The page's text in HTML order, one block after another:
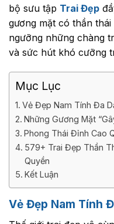
bộ sưu tập Trai Đẹp
gương mặt có thần
ngưỡng những chàng
và sức hút khó cưỡng
Mục Lục
Vẻ Đẹp Nam Tính Đa
Những Gương Mặt
Phong Thái Đỉnh Cao
579+ Trai Đẹp Thần
Quyền
Kết Luận
Vẻ Đẹp Nam Tính